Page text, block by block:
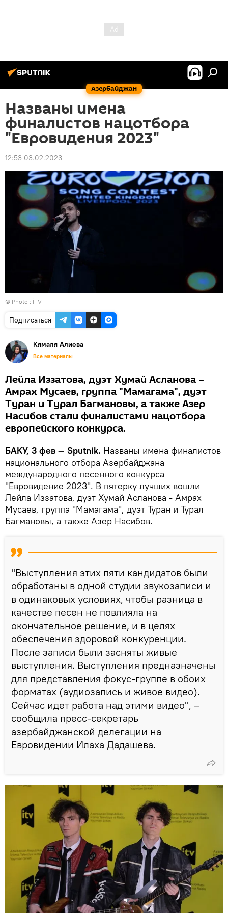
Азербайджан
Названы имена
финалистов нацотбора
"Евровидения 2023"
12:53 03.02.2023
© Photo : İTV
Подписаться
Кямаля Алиева
Все материалы
Лейла Иззатова, дуэт Хумай Асланова –
Амрах Мусаев, группа "Мамагама", дуэт
Туран и Турал Багмановы, а также Азер
Насибов стали финалистами нацотбора
европейского конкурса.
БАКУ, 3 фев — Sputnik. Названы имена финалистов
национального отбора Азербайджана
международного песенного конкурса
"Евровидение 2023". В пятерку лучших вошли
Лейла Иззатова, дуэт Хумай Асланова - Амрах
Мусаев, группа "Мамагама", дуэт Туран и Турал
Багмановы, а также Азер Насибов.
"Выступления этих пяти кандидатов были
обработаны в одной студии звукозаписи и
в одинаковых условиях, чтобы разница в
качестве песен не повлияла на
окончательное решение, и в целях
обеспечения здоровой конкуренции.
После записи были засняты живые
выступления. Выступления предназначены
для представления фокус-группе в обоих
форматах (аудиозапись и живое видео).
Сейчас идет работа над этими видео", –
сообщила пресс-секретарь
азербайджанской делегации на
Евровидении Илаха Дадашева.